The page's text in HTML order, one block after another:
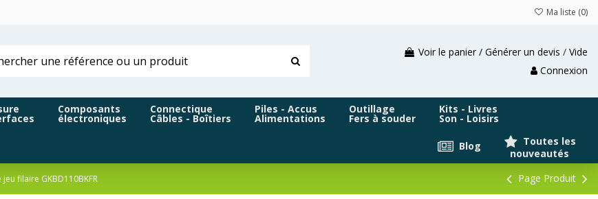
Ma liste (0)
Voir le panier / Générer un devis / Vide
Connexion
Composants
électroniques
Connectique
Câbles - Boîtiers
Piles - Accus
Alimentations
Outillage
Fers à souder
Kits - Livres
Son - Loisirs
Toutes les
nouveautés
Blog
filaire GKBD110BKFR Page Produit